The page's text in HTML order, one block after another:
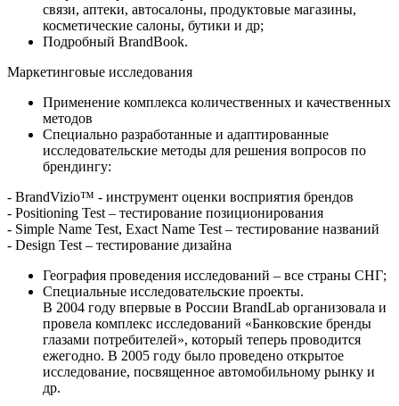
связи, аптеки, автосалоны, продуктовые магазины,
косметические салоны, бутики и др;
Подробный BrandBook.
Маркетинговые исследования
Применение комплекса количественных и качественных
методов
Специально разработанные и адаптированные
исследовательские методы для решения вопросов по
брендингу:
- BrandVizio™ - инструмент оценки восприятия брендов
- Positioning Test – тестирование позиционирования
- Simple Name Test, Exact Name Test – тестирование названий
- Design Test – тестирование дизайна
География проведения исследований – все страны СНГ;
Специальные исследовательские проекты.
В 2004 году впервые в России BrandLab организовала и
провела комплекс исследований «Банковские бренды
глазами потребителей», который теперь проводится
ежегодно. В 2005 году было проведено открытое
исследование, посвященное автомобильному рынку и
др.